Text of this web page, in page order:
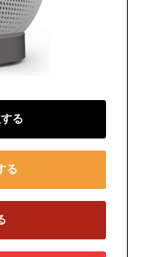
る
る